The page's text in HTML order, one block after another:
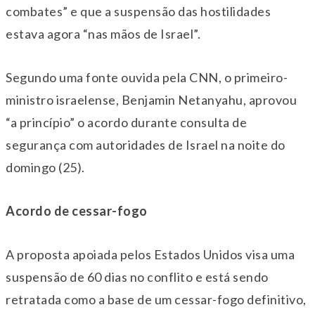
combates” e que a suspensão das hostilidades
estava agora “nas mãos de Israel”.
Segundo uma fonte ouvida pela CNN, o primeiro-
ministro israelense, Benjamin Netanyahu, aprovou
“a princípio” o acordo durante consulta de
segurança com autoridades de Israel na noite do
domingo (25).
Acordo de cessar-fogo
A proposta apoiada pelos Estados Unidos visa uma
suspensão de 60 dias no conflito e está sendo
retratada como a base de um cessar-fogo definitivo,